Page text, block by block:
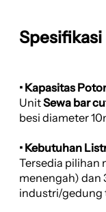
• Kapasitas
UnitSewa bar
besi diameter
• Kebutuhan
Tersedia pilihan
menengah) dan
industri/gedung